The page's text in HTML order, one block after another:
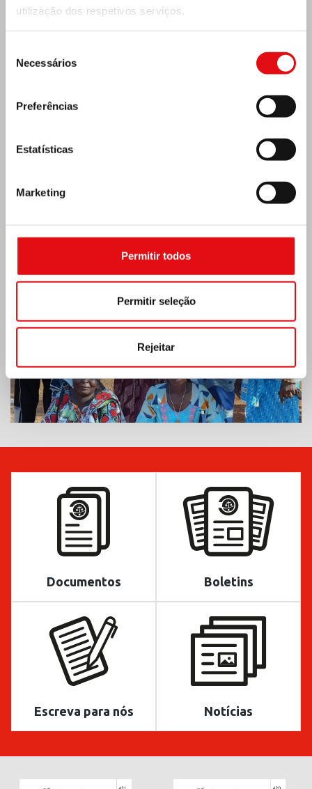
utilização dos respetivos serviços.
Necessários
Preferências
Estatísticas
Marketing
Permitir todos
Permitir seleção
Rejeitar
CONGRESSO NACIONAL DA OCDS
Documentos Boletins
Escreva para nós Notícias